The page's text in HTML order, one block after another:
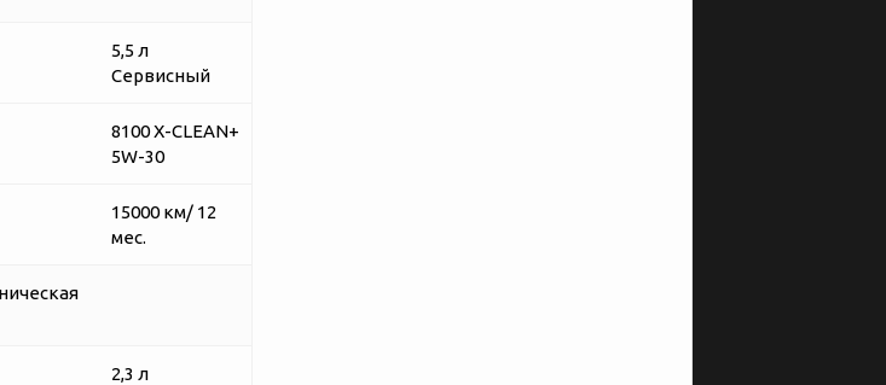
5,5 л
Сервисный
8100 X-CLEAN+
5W-30
15000 км/ 12
мес.
2,3 л